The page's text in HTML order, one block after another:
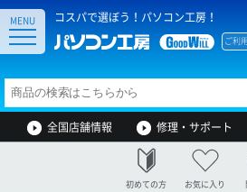
コスパで選ぼう！パソコン工房！
ご利
MENU
全国店舗情報 修理・サポート
初めての方 お気に入り